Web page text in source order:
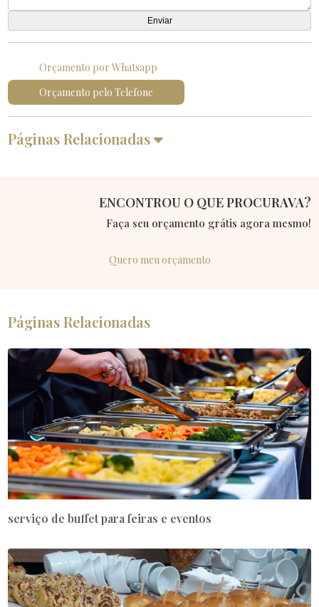
Orçamento por Whatsapp
Orçamento pelo Telefone
Páginas Relacionadas
ENCONTROU O QUE PROCURAVA?
Faça seu orçamento grátis agora mesmo!
Quero meu orçamento
Páginas Relacionadas
serviço de buffet para feiras e eventos